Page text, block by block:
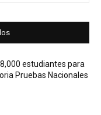
estudiantes para
Pruebas Nacionales